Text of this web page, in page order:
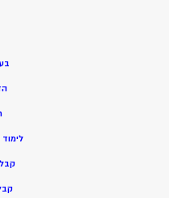
ל
ק
ק